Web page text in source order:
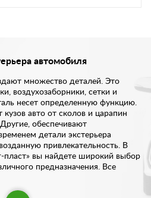
автомобиля
множество деталей. Это
воздухозаборники, сетки и
несет определенную функцию.
авто от сколов и царапин
обеспечивают
детали экстерьера
привлекательность. В
пласт» вы найдете широкий выбор
предназначения. Все
качеством и надежностью.